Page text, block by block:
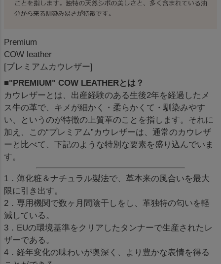
Premium
COW leather
[プレミアムカウレザー]
■"PREMIUM" COW LEATHERとは？
カウレザーとは、出産経験のある生後2年を経過したメ
ス牛の革で、キメが細かく・柔らかくて・馴染みやす
い、というのが特徴の上質革のことを指します。それに
加え、この“プレミアム”カウレザーは、通常のカウレザ
ーと比べて、下記のような特別な要素を盛り込んでいま
す。
1．薄化粧＆ナチュラル製法で、革本来の風合いを最大
限に引き出す。
2．専用機関で数ヶ月間陰干しをし、革独特の匂いを軽
減している。
3．EUの環境基準をクリアしたタンナーで生産されたレ
ザーである。
4．経年変化の味わいが奥深く、より豊かな表情を得る